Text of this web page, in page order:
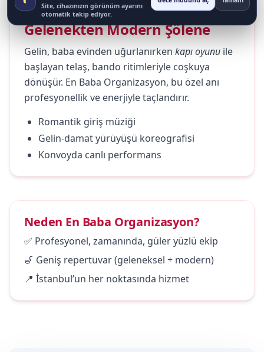
Gelenekten Modern Şölene
Gelin, baba evinden uğurlanırken kapı oyunu ile
başlayan telaş, bando ritimleriyle coşkuya
dönüşür. En Baba Organizasyon, bu özel anı
profesyonellik ve enerjiyle taçlandırır.
Romantik giriş müziği
Gelin-damat yürüyüşü koreografisi
Konvoyda canlı performans
Neden En Baba Organizasyon?
✅ Profesyonel, zamanında, güler yüzlü ekip
🎷 Geniş repertuvar (geleneksel + modern)
📍 İstanbul’un her noktasında hizmet
Site, cihazınızın görünüm ayarını
otomatik takip ediyor.